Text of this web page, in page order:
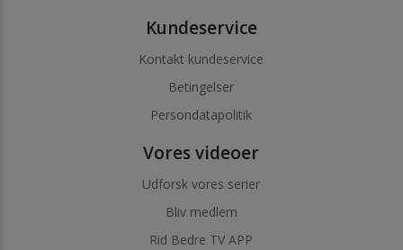
Kundeservice
Kontakt kundeservice
Betingelser
Persondatapolitik
Vores videoer
Udforsk vores serier
Bliv medlem
Rid Bedre TV APP